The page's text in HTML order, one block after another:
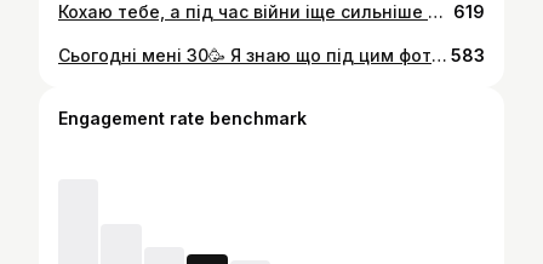
Кохаю тебе, а під час війни іще сильніше 🕊🇺🇦 619
Сьогодні мені 30🥳 Я знаю що під цим фото буде багато привітань, завчасно вам кажу що, моє оточення найкраще, люблю вас😊😊😊 Мене вже привітали найрідніші мені люди, дякую Богу за них❤️ За життя, за тишу, за можливість жити вдома❤️ Єдине чого попрошу, забери війну…… 583
Engagement rate benchmark